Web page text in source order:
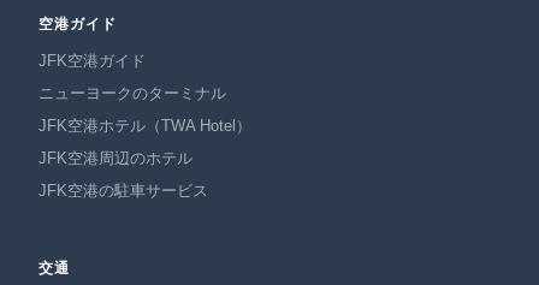
空港ガイド
JFK空港ガイド
ニューヨークのターミナル
JFK空港ホテル（TWA Hotel）
JFK空港周辺のホテル
JFK空港の駐車サービス
交通